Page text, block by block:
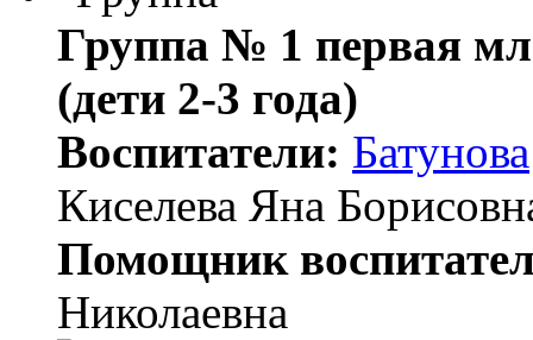
Группа № 1 первая
(дети 2-3 года)
Воспитатели: Батунова
Киселева Яна
Помощник
Николаевна